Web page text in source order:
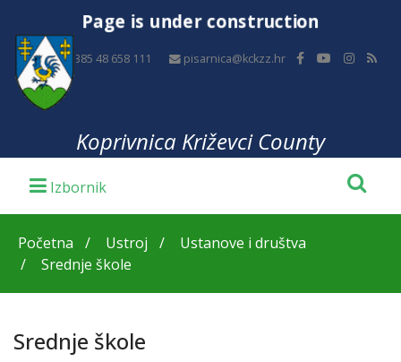
Page is under construction
+385 48 658 111 pisarnica@kckzz.hr
Koprivnica Križevci County
Početna Ustroj
Ustanove i društva
Srednje škole
Srednje škole